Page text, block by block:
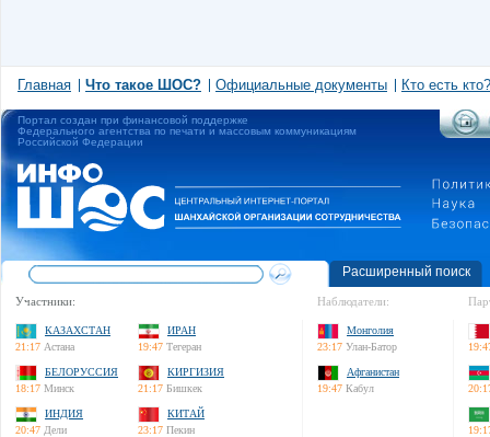
Главная Что такое ШОС? Официальные документы Кто есть кто?
Портал создан при финансовой поддержке
Федерального агентства по печати и массовым коммуникациям
Российской Федерации
Расширенный поиск
Участники:
КАЗАХСТАН
21:17 Астана
ИРАН
19:47 Тегеран
БЕЛОРУССИЯ
18:17 Минск
КИРГИЗИЯ
21:17 Бишкек
ИНДИЯ
20:47 Дели
КИТАЙ
23:17 Пекин
Наблюдатели:
Монголия
23:17 Улан-Батор
Афганистан
19:47 Кабул